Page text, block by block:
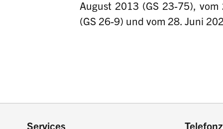
August 2013 (GS 23-75),
(GS 26-9) und vom 28. Juni
Services